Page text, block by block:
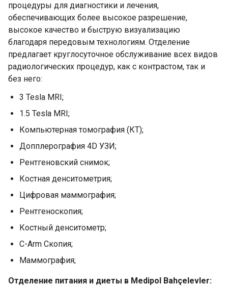
процедуры для диагностики и лечения,
обеспечивающих более высокое разрешение,
высокое качество и быструю визуализацию
благодаря передовым технологиям. Отделение
предлагает круглосуточное обслуживание всех видов
радиологических процедур, как с контрастом, так и
без него:
3 Tesla MRI;
1.5 Tesla MRI;
Компьютерная томография (КТ);
Допплерография 4D УЗИ;
Рентгеновский снимок;
Костная денситометрия;
Цифровая маммография;
Рентгеноскопия;
Костный денситометр;
C-Arm Скопия;
Маммография;
Отделение питания и диеты в Medipol Bahçelevler: